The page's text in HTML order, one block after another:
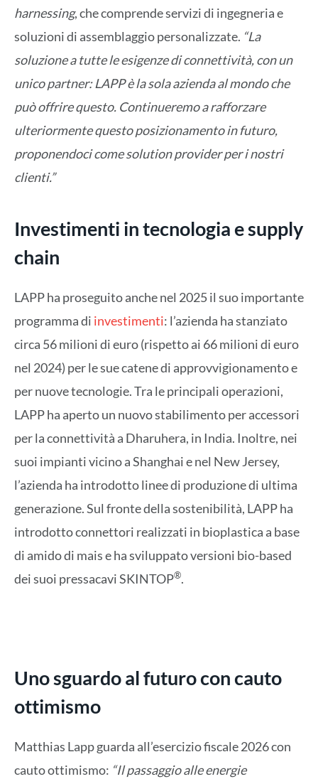
harnessing, che comprende servizi di ingegneria e
soluzioni di assemblaggio personalizzate. “La
soluzione a tutte le esigenze di connettività, con un
unico partner: LAPP è la sola azienda al mondo che
può offrire questo. Continueremo a rafforzare
ulteriormente questo posizionamento in futuro,
proponendoci come solution provider per i nostri
clienti.”
Investimenti in tecnologia e supply
chain
LAPP ha proseguito anche nel 2025 il suo importante
programma di investimenti: l’azienda ha stanziato
circa 56 milioni di euro (rispetto ai 66 milioni di euro
nel 2024) per le sue catene di approvvigionamento e
per nuove tecnologie. Tra le principali operazioni,
LAPP ha aperto un nuovo stabilimento per accessori
per la connettività a Dharuhera, in India. Inoltre, nei
suoi impianti vicino a Shanghai e nel New Jersey,
l’azienda ha introdotto linee di produzione di ultima
generazione. Sul fronte della sostenibilità, LAPP ha
introdotto connettori realizzati in bioplastica a base
di amido di mais e ha sviluppato versioni bio-based
dei suoi pressacavi SKINTOP®.
Uno sguardo al futuro con cauto
ottimismo
Matthias Lapp guarda all’esercizio fiscale 2026 con
cauto ottimismo: “Il passaggio alle energie